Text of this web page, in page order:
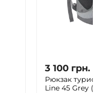
3 100 грн.
Рюкзак
Line 45 Grey